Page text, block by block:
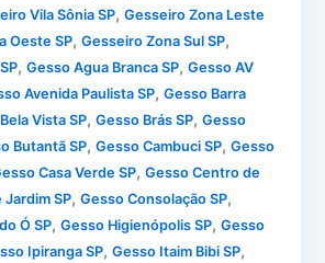
Vila Sônia SP,Gesseiro Zona Leste
Oeste SP,Gesseiro Zona Sul SP,
,Gesso Agua Branca SP,Gesso AV
Avenida Paulista SP,Gesso Barra
Vista SP,Gesso Brás SP,Gesso
Butantã SP,Gesso Cambuci SP,Gesso
Casa Verde SP,Gesso Centro de
Jardim SP,Gesso Consolação SP,
Ó SP,Gesso Higienópolis SP,Gesso
Ipiranga SP,Gesso Itaim Bibi SP,